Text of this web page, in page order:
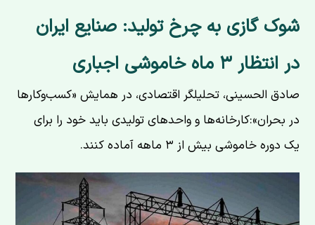
شوک گازی به چرخ تولید: صنایع ایران
در انتظار ۳ ماه خاموشی اجباری
صادق الحسینی، تحلیلگر اقتصادی، در همایش «کسب‌وکارها
در بحران»:کارخانه‌ها و واحدهای تولیدی باید خود را برای
یک دوره خاموشی بیش از ۳ ماهه آماده کنند.